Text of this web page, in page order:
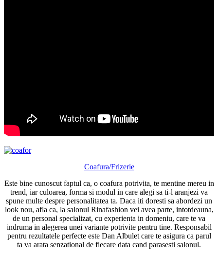
Coafura/Frizerie
Este bine cunoscut faptul ca, o coafura potrivita, te mentine mereu in
trend, iar culoarea, forma si modul in care alegi sa ti-l aranjezi va
spune multe despre personalitatea ta. Daca iti doresti sa abordezi un
look nou, afla ca, la salonul Rinafashion vei avea parte, intotdeauna,
de un personal specializat, cu experienta in domeniu, care te va
indruma in alegerea unei variante potrivite pentru tine. Responsabil
pentru rezultatele perfecte este Dan Albulet care te asigura ca parul
ta va arata senzational de fiecare data cand parasesti salonul.